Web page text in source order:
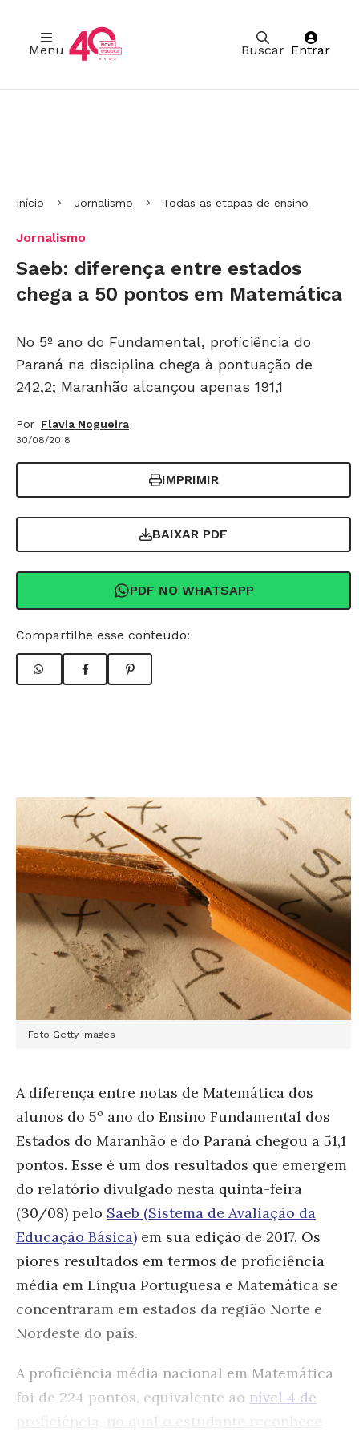
Buscar
Menu Entrar
Início Jornalismo Todas as etapas de ensino
Jornalismo
Saeb: diferença entre estados
chega a 50 pontos em Matemática
No 5º ano do Fundamental, proficiência do
Paraná na disciplina chega à pontuação de
242,2; Maranhão alcançou apenas 191,1
Por Flavia Nogueira
30/08/2018
IMPRIMIR
BAIXAR PDF
PDF NO WHATSAPP
Compartilhe esse conteúdo:
Foto Getty Images
A diferença entre notas de Matemática dos
alunos do 5º ano do Ensino Fundamental dos
Estados do Maranhão e do Paraná chegou a 51,1
pontos. Esse é um dos resultados que emergem
do relatório divulgado nesta quinta-feira
(30/08) pelo Saeb (Sistema de Avaliação da
Educação Básica) em sua edição de 2017. Os
piores resultados em termos de proficiência
média em Língua Portuguesa e Matemática se
concentraram em estados da região Norte e
Nordeste do país.
A proficiência média nacional em Matemática
foi de 224 pontos, equivalente ao nível 4 de
proficiência, no qual o estudante reconhece